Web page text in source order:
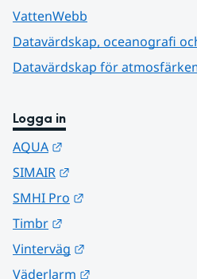
VattenWebb
Datavärdskap, oceanografi
Datavärdskap för
Logga in
AQUA
SIMAIR
SMHI Pro
Timbr
Vinterväg
Väderlarm